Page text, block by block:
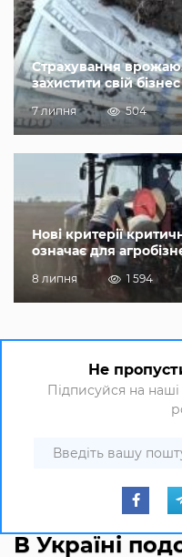
Страхування
захистити свій бізнес
7 липня 504
Нові критерії
означає для
8 липня 1 594
Не
Підписуйся на
В Україні